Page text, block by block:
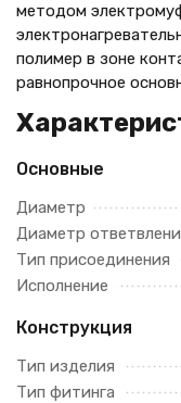
методом
полимер в зоне
равнопрочное
Основные
Диаметр
Диаметр
Тип присоединения
Исполнение
Конструкция
Тип изделия
Тип фитинга